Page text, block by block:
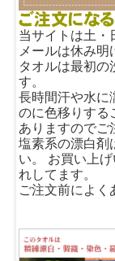
当サイトは土・
メールは休み明
タオルは最初の
す。
長時間汗や水に
のに色移りする
ありますのでご
塩素系の漂白剤
い。 お買い上
れしてます。
ご注文前によく